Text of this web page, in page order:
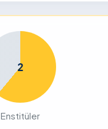
2
Enstitüler